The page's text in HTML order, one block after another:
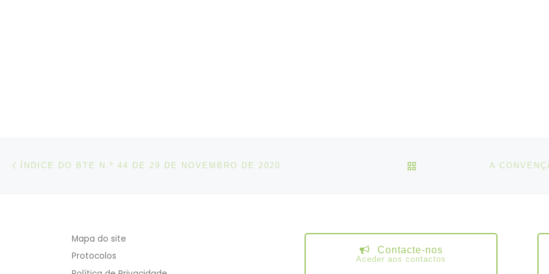
Post navigation
ÍNDICE DO BTE N.º 44 DE 29 DE NOVEMBRO DE 2020 VOLTAR À LISTA DE
Mapa do site
Protocolos
Contacte-nos
Aceder aos contactos